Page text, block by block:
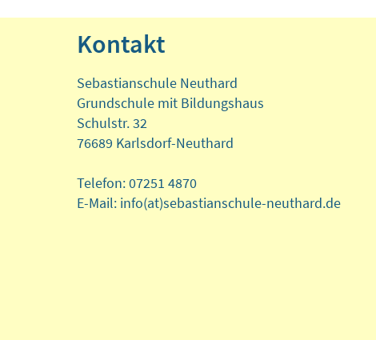
Kontakt
Sebastianschule Neuthard
Grundschule mit Bildungshaus
Schulstr. 32
76689 Karlsdorf-Neuthard
Telefon: 07251 4870
E-Mail: info(at)sebastianschule-neuthard.de